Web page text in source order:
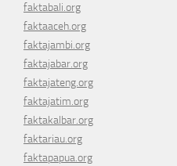
faktabali.org
faktaaceh.org
faktajambi.org
faktajabar.org
faktajateng.org
faktajatim.org
faktakalbar.org
faktariau.org
faktapapua.org